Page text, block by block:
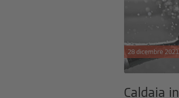
28 dicembre
Caldaia